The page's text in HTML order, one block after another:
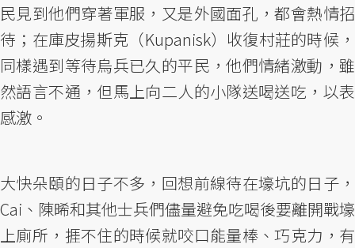
民見到他們穿著軍服，又是外國面孔，都會熱情招
待；在庫皮揚斯克（Kupanisk）收復村莊的時候，
同樣遇到等待烏兵已久的平民，他們情緒激動，雖
然語言不通，但馬上向二人的小隊送喝送吃，以表
感激。
大快朵頤的日子不多，回想前線待在壕坑的日子，
Cai、陳晞和其他士兵們儘量避免吃喝後要離開戰壕
上廁所，捱不住的時候就咬口能量棒、巧克力，有